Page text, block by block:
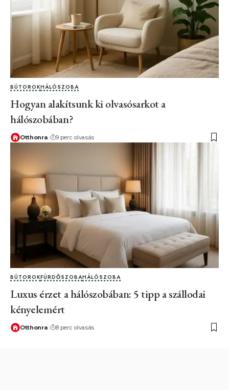
BÚTOROKHÁLÓSZOBA
Hogyan alakítsunk ki olvasósarkot a
hálószobában?
Otthonra 9 perc olvasás
BÚTOROKFÜRDŐSZOBAHÁLÓSZOBA
Luxus érzet a hálószobában: 5 tipp a szállodai
kényelemért
Otthonra 8 perc olvasás